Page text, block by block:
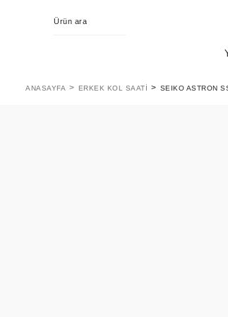
ANASAYFA ERKEK KOL SAATI SEIKO ASTRON